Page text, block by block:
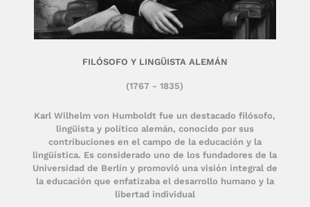
Karl Wilhelm von Humboldt fue un destacado filósofo,
lingüista y político alemán, conocido por sus
contribuciones en el campo de la educación y la
lingüística. Es considerado uno de los fundadores de la
Universidad de Berlín y promovió una visión integral de
la educación que enfatizaba el desarrollo humano y la
libertad individual
(1767 - 1835)
FILÓSOFO Y LINGÜISTA ALEMÁN